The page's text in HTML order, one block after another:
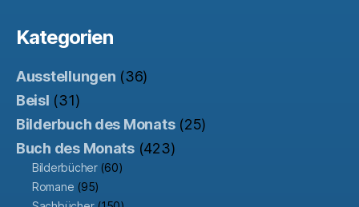
Kategorien
Ausstellungen (36)
Beisl (31)
Bilderbuch des Monats(25)
Buch des Monats(423)
Bilderbücher(60)
Romane (95)